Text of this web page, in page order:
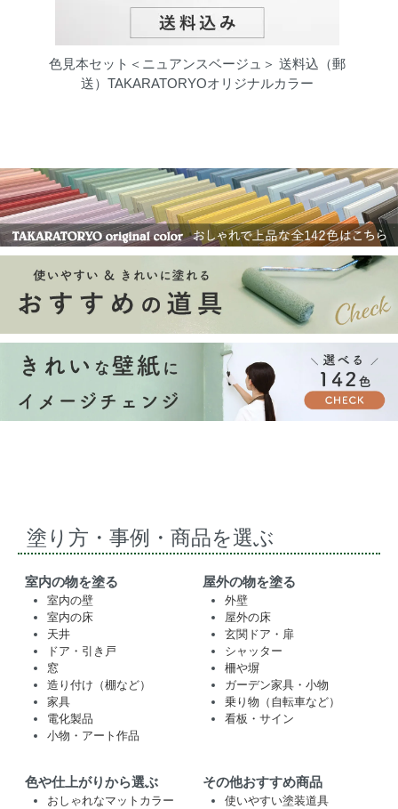
色見本セット＜ニュアンスベージュ＞ 送料込（郵
送）TAKARATORYOオリジナルカラー
塗り方・事例・商品を選ぶ
室内の物を塗る
室内の壁
室内の床
天井
ドア・引き戸
窓
造り付け（棚など）
家具
電化製品
小物・アート作品
屋外の物を塗る
外壁
屋外の床
玄関ドア・扉
シャッター
柵や塀
ガーデン家具・小物
乗り物（自転車など）
看板・サイン
色や仕上がりから選ぶ
おしゃれなマットカラー
その他おすすめ商品
使いやすい塗装道具